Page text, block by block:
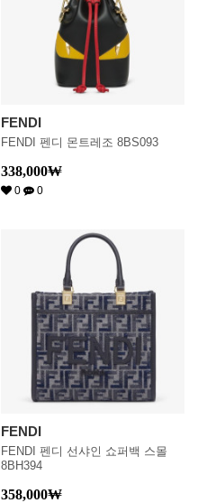
FENDI
FENDI 펜디 몬트레조 8BS093
338,000₩
0 0
FENDI
FENDI 펜디 선샤인 쇼퍼백 스몰
8BH394
358,000₩